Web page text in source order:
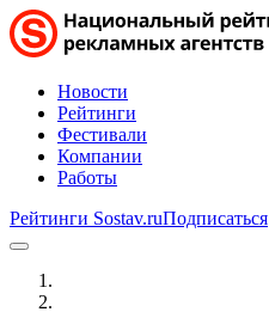
Новости
Рейтинги
Фестивали
Компании
Работы
Рейтинги Sostav.ruПодписаться